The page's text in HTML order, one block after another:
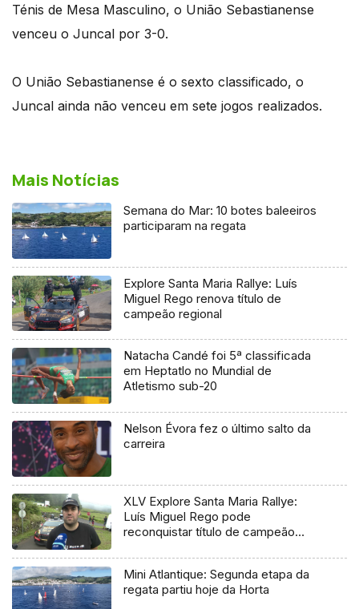
Ténis de Mesa Masculino, o União Sebastianense
venceu o Juncal por 3-0.
O União Sebastianense é o sexto classificado, o
Juncal ainda não venceu em sete jogos realizados.
Mais Notícias
Semana do Mar: 10 botes baleeiros
participaram na regata
Explore Santa Maria Rallye: Luís
Miguel Rego renova título de
campeão regional
Natacha Candé foi 5ª classificada
em Heptatlo no Mundial de
Atletismo sub-20
Nelson Évora fez o último salto da
carreira
XLV Explore Santa Maria Rallye:
Luís Miguel Rego pode
reconquistar título de campeão
Mini Atlantique: Segunda etapa da
regata partiu hoje da Horta